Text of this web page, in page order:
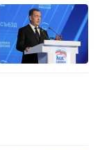
引流拓客。
游文化、连